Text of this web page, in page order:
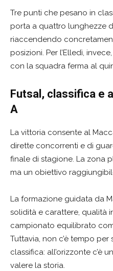
Tre punti che pesano in
porta a quattro lunghezze
riaccendendo
posizioni. Per l’Elledì,
con la squadra ferma al
Futsal, classifica e
A
La vittoria consente al
dirette concorrenti e di
finale di stagione. La zona
ma un obiettivo
La formazione guidata da
solidità e carattere, qualità
campionato equilibrato
Tuttavia, non c’è tempo
classifica: all’orizzonte c’è
valere la storia.